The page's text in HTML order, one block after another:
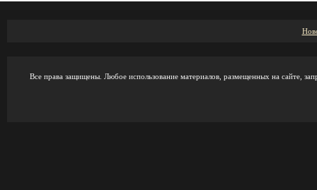
Все права защищены. Любое использование материалов, размещенных на сайте,